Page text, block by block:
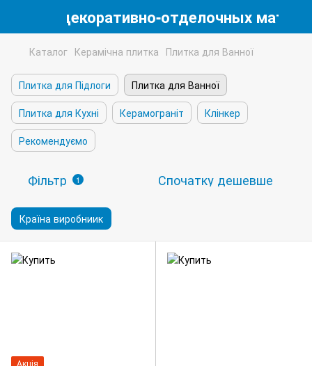
декоративно-отделочных
Каталог Керамічна плитка Плитка для Ванної
Плитка для Підлоги
Плитка для Ванної
Плитка для Кухні
Керамограніт
Клінкер
Рекомендуємо
Фільтр 1 Спочатку дешевше
Країна виробниик
Акція